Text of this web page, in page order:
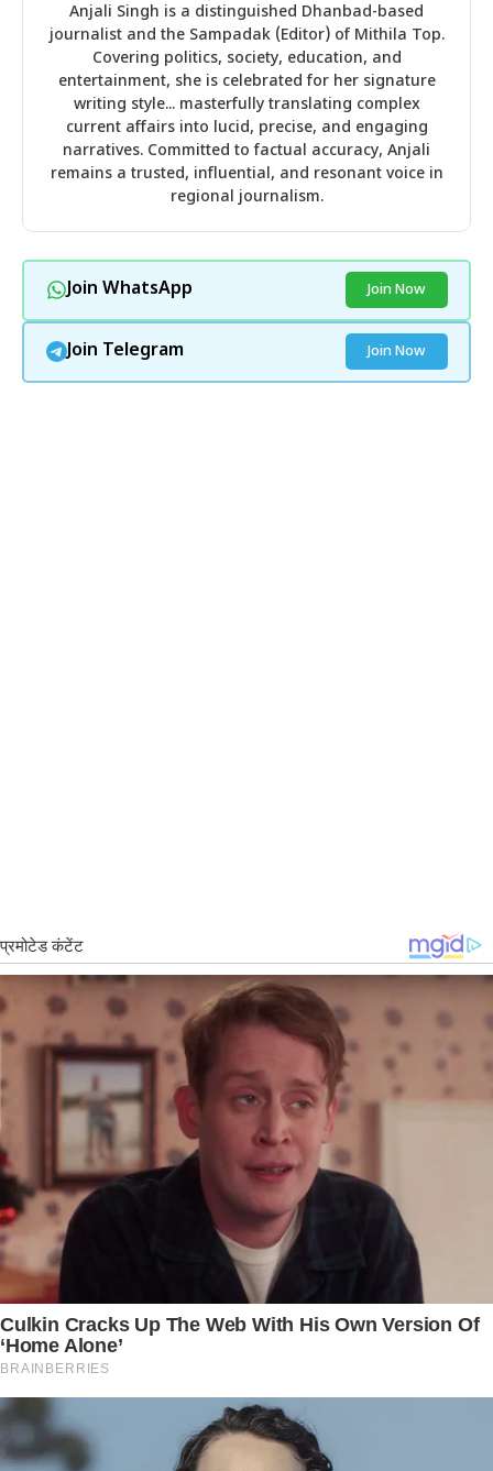
Anjali Singh is a distinguished Dhanbad-based
journalist and the Sampadak (Editor) of Mithila Top.
Covering politics, society, education, and
entertainment, she is celebrated for her signature
writing style... masterfully translating complex
current affairs into lucid, precise, and engaging
narratives. Committed to factual accuracy, Anjali
remains a trusted, influential, and resonant voice in
regional journalism.
Join WhatsApp Join Now
Join Telegram Join Now